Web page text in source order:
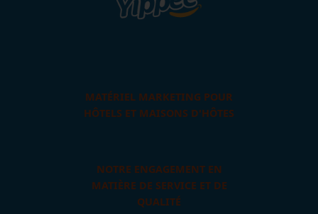
MATÉRIEL MARKETING POUR
HÔTELS ET MAISONS D'HÔTES
NOTRE ENGAGEMENT EN
MATIÈRE DE SERVICE ET DE
QUALITÉ